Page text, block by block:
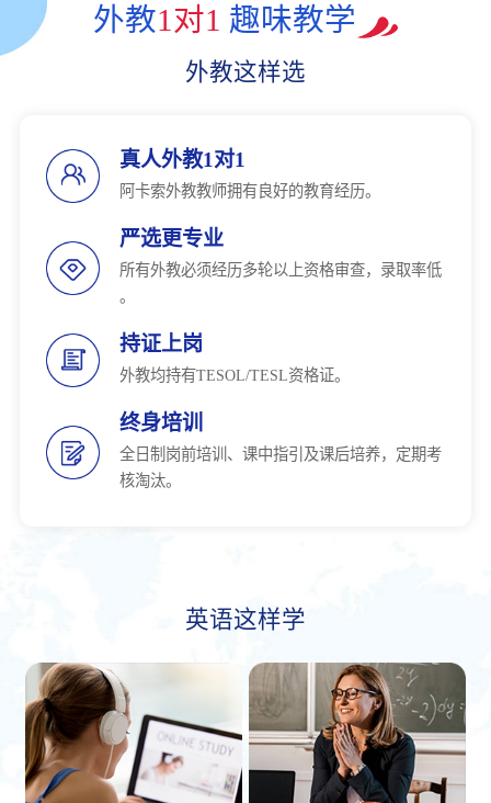
外教1对1 趣味教学
外教这样选
真人外教1对1
阿卡索外教教师拥有良好的教育经历。
严选更专业
所有外教必须经历多轮以上资格审查，录取率低
。
持证上岗
外教均持有TESOL/TESL资格证。
终身培训
全日制岗前培训、课中指引及课后培养，定期考
核淘汰。
英语这样学